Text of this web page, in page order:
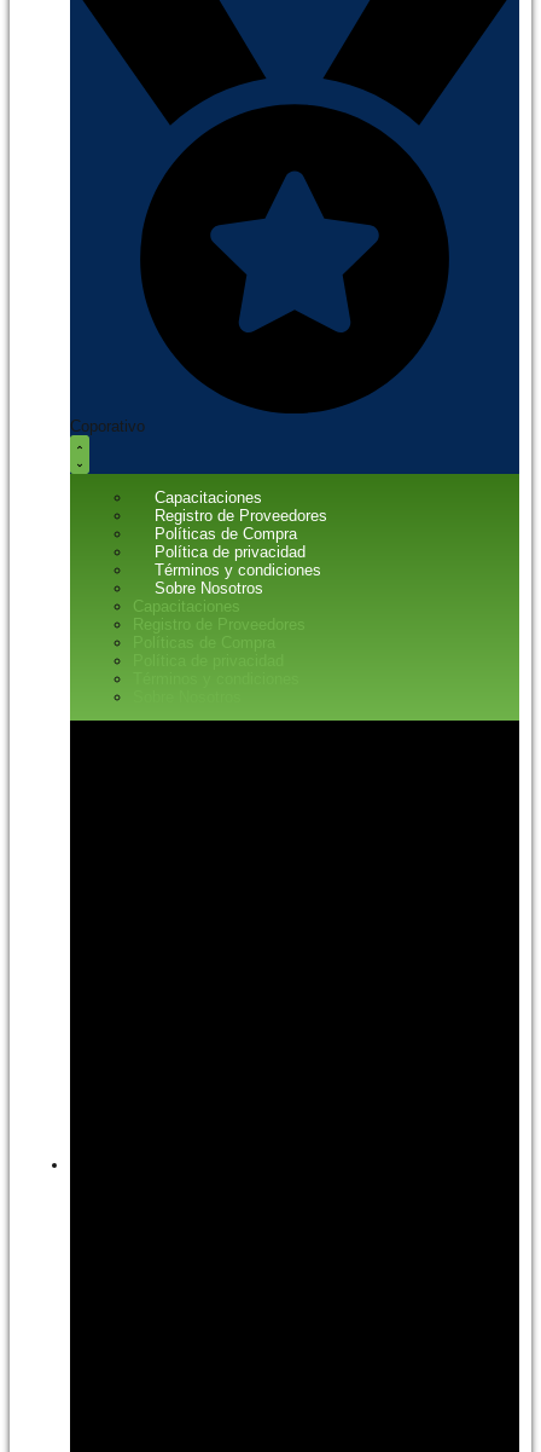
Coporativo
Capacitaciones
Registro de Proveedores
Políticas de Compra
Política de privacidad
Términos y condiciones
Sobre Nosotros
Capacitaciones
Registro de Proveedores